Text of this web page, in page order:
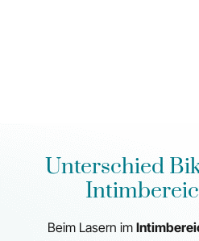
Unterschied
Beim Lasern im